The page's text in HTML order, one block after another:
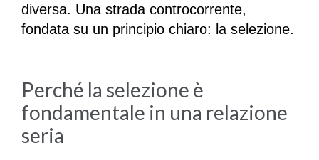
diversa. Una strada controcorrente,
fondata su un principio chiaro: la selezione.
Perché la selezione è
fondamentale in una relazione
seria